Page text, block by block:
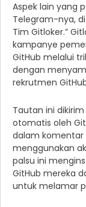
Aspek lain yang
Telegram-nya,
Tim Gitloker.”
kampanye
GitHub melalui
dengan
rekrutmen
Tautan ini
otomatis oleh
dalam komentar
menggunakan
palsu ini
GitHub mereka
untuk melamar